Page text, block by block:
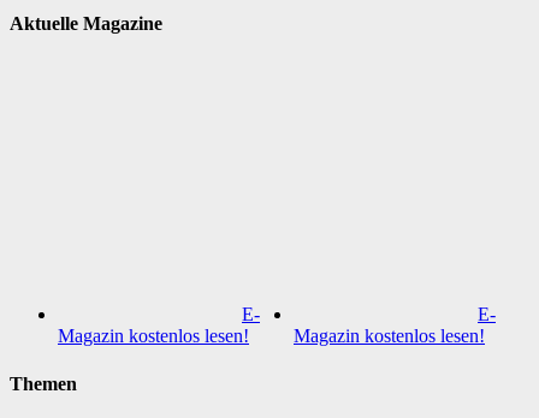
Aktuelle Magazine
E-
Magazin kostenlos lesen!
E-
Magazin kostenlos lesen!
Themen